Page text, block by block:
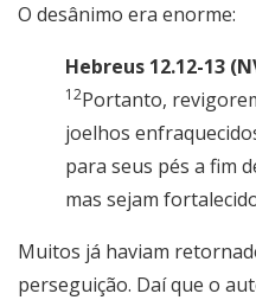
O desânimo era enorme:
Hebreus 12.12-13
12Portanto,
joelhos
para seus pés a fim
mas sejam
Muitos já haviam
perseguição. Daí que o